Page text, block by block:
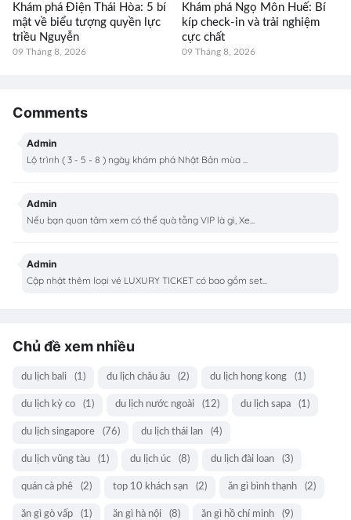
Khám phá Điện Thái Hòa: 5 bí
mật về biểu tượng quyền lực
triều Nguyễn
09 Tháng 8, 2026
Khám phá Ngọ Môn Huế: Bí
kíp check-in và trải nghiệm
cực chất
09 Tháng 8, 2026
Comments
Admin
Lộ trình ( 3 - 5 - 8 ) ngày khám phá Nhật Bản mùa ...
Admin
Nếu bạn quan tâm xem có thể quà tằng VIP là gì, Xe...
Admin
Cập nhật thêm loại vé LUXURY TICKET có bao gồm set...
Chủ đề xem nhiều
du lịch bali (1) du lịch châu âu (2) du lịch hong kong (1)
du lịch kỳ co (1) du lịch nước ngoài (12) du lịch sapa (1)
du lịch singapore (76) du lịch thái lan (4)
du lịch vũng tàu (1) du lịch úc (8) du lịch đài loan (3)
quán cà phê (2) top 10 khách sạn (2) ăn gì bình thạnh (2)
ăn gì gò vấp (1) ăn gì hà nội (8) ăn gì hồ chí minh (9)